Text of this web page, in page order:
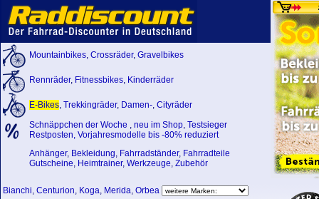
Mountainbikes, Crossräder, Gravelbikes
Rennräder, Fitnessbikes, Kinderräder
E-Bikes, Trekkingräder, Damen-, Cityräder
Schnäppchen der Woche , neu im Shop, Testsieger
Restposten, Vorjahresmodelle bis -80% reduziert
Anhänger, Bekleidung, Fahrradständer, Fahrradteile
Gutscheine, Heimtrainer, Werkzeuge, Zubehör
Bianchi, Centurion, Koga, Merida, Orbea